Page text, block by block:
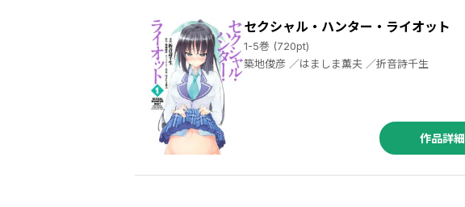
セクシャル・ハンター・ライオット
1-5巻 (720pt)
築地俊彦 ／はましま薫夫 ／折音詩千生
作品詳細